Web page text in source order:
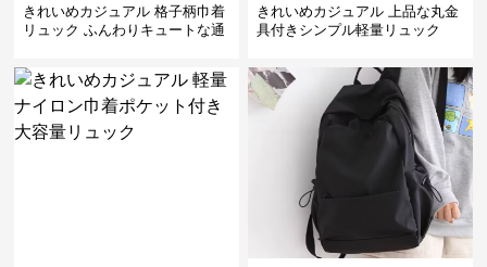
きれいめカジュアル 格子柄巾着
リュック ふんわりキュートな通
きれいめカジュアル 上品な丸金
具付きシンプル軽量リュック